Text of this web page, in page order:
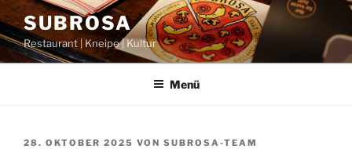
Zum
Inhalt
springen
SUBROSA
Restaurant | Kneipe | Kultur
Menü
VERÖFFENTLICHT
28. OKTOBER 2025 VON SUBROSA-TEAM